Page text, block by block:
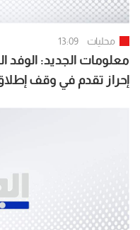
محليات 13:09
معلومات الجديد: الوفد
إحراز تقدم في وقف